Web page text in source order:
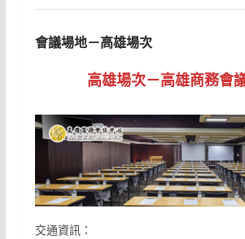
會議場地－高雄場次
高雄場次－高雄商務會
交通資訊：